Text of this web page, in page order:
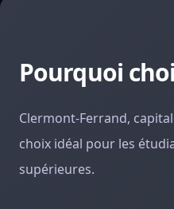
Pourquoi
Clermont-Ferrand,
choix idéal pour les
supérieures.